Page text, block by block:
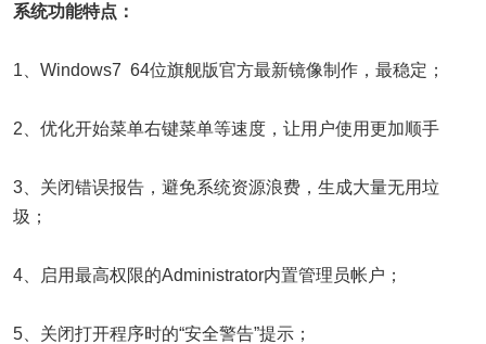
系统功能特点：
1、Windows7 64位旗舰版官方最新镜像制作，最稳定；
2、优化开始菜单右键菜单等速度，让用户使用更加顺手
3、关闭错误报告，避免系统资源浪费，生成大量无用垃
圾；
4、启用最高权限的Administrator内置管理员帐户；
5、关闭打开程序时的“安全警告”提示；